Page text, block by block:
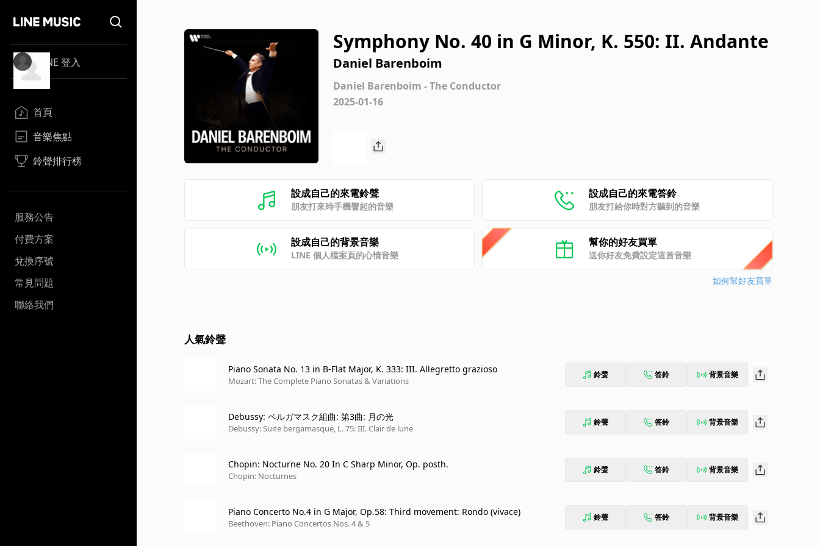
LINE 登入
首頁
音樂焦點
鈴聲排行榜
服務公告
付費方案
兌換序號
常見問題
聯絡我們
Symphony No. 40 in G Minor, K. 550: II. Andante
Daniel Barenboim
Daniel Barenboim - The Conductor
2025-01-16
設成自己的來電鈴聲
朋友打來時手機響起的音樂
設成自己的來電答鈴
朋友打給你時對方聽到的音樂
設成自己的背景音樂
LINE 個人檔案頁的心情音樂
幫你的好友買單
送你好友免費設定這首音樂
如何幫好友買單
人氣鈴聲
Piano Sonata No. 13 in B-Flat Major, K. 333: III. Allegretto grazioso
Mozart: The Complete Piano Sonatas & Variations
鈴聲 答鈴 背景音樂
Debussy: ベルガマスク組曲: 第3曲: 月の光
Debussy: Suite bergamasque, L. 75: III. Clair de lune
鈴聲 答鈴 背景音樂
Chopin: Nocturne No. 20 In C Sharp Minor, Op. posth.
Chopin: Nocturnes
鈴聲 答鈴 背景音樂
Piano Concerto No.4 in G Major, Op.58: Third movement: Rondo (vivace)
Beethoven: Piano Concertos Nos. 4 & 5
鈴聲 答鈴 背景音樂